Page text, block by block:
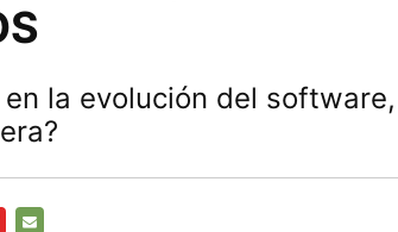
la evolución del